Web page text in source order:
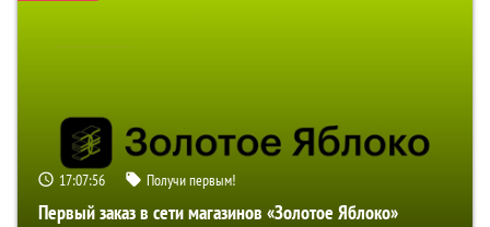
17:07:55 Получи первым!
Первый заказ в сети магазинов «Золотое Яблоко»